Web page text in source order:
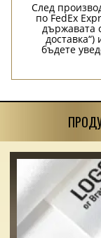
След
по FedEx
държавата
бъдете